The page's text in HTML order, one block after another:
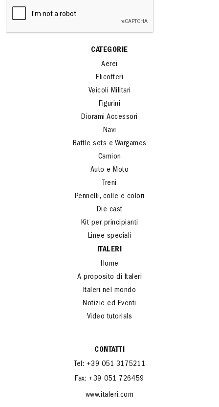
CATEGORIE
Aerei
Elicotteri
Veicoli Militari
Figurini
Diorami Accessori
Navi
Battle sets e Wargames
Camion
Auto e Moto
Treni
Pennelli, colle e colori
Die cast
Kit per principianti
Linee speciali
ITALERI
Home
A proposito di Italeri
Italeri nel mondo
Notizie ed Eventi
Video tutorials
CONTATTI
Tel: +39 051 3175211
Fax: +39 051 726459
www.italeri.com